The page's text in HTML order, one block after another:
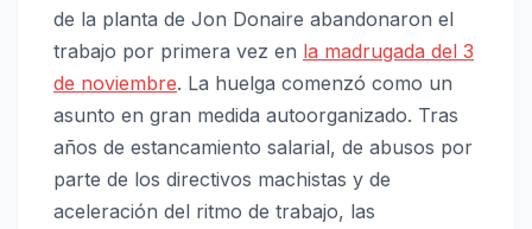
de la planta de Jon Donaire abandonaron el
trabajo por primera vez en la madrugada del 3
de noviembre. La huelga comenzó como un
asunto en gran medida autoorganizado. Tras
años de estancamiento salarial, de abusos por
parte de los directivos machistas y de
aceleración del ritmo de trabajo, las